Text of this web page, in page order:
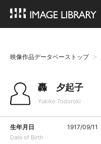
映像作品データベーストップ
轟 夕起子
Yukiko Todoroki
生年月日
Date of Birth
1917/09/11